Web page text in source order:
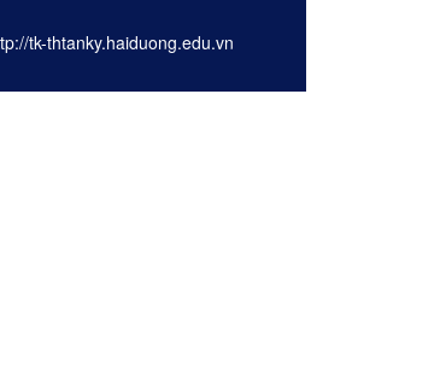
tk-thtanky.haiduong.edu.vn